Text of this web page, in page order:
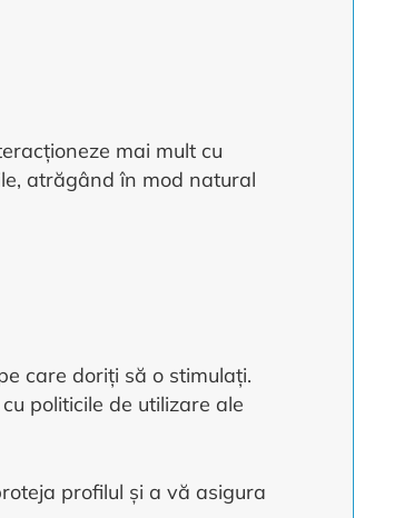
mai mult cu
atrăgând în mod natural
care doriți să o stimulați.
politicile de utilizare ale
profilul și a vă asigura